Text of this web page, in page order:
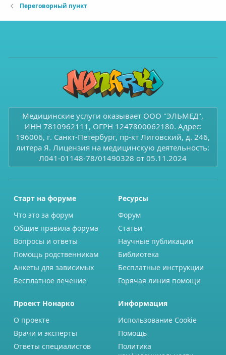
Переговорный пункт
Медицинские услуги оказывает ООО "ЭЛЬМЕД",
ИНН 7810962111, ОГРН 1247800062180. Адрес:
196006, г. Санкт-Петербург, пр-кт Лиговский, д. 246,
литера Я. Лицензия на медицинскую деятельность:
Л041-01148-78/01490328 от 05.11.2024
Старт на форуме
Что это за форум
Общие правила форума
Вопросы и ответы
Помощь родственникам
Анкеты для зависимых
Бесплатное лечение
Ресурсы
Форум
Статьи
Научные публикации
Библиотека
Бесплатные инструкции
Горячая линия помощи
Проект Нонарко
О проекте
Врачи и эксперты
Ответы специалистов
Информация
Использование Cookie
Помощь
Политика